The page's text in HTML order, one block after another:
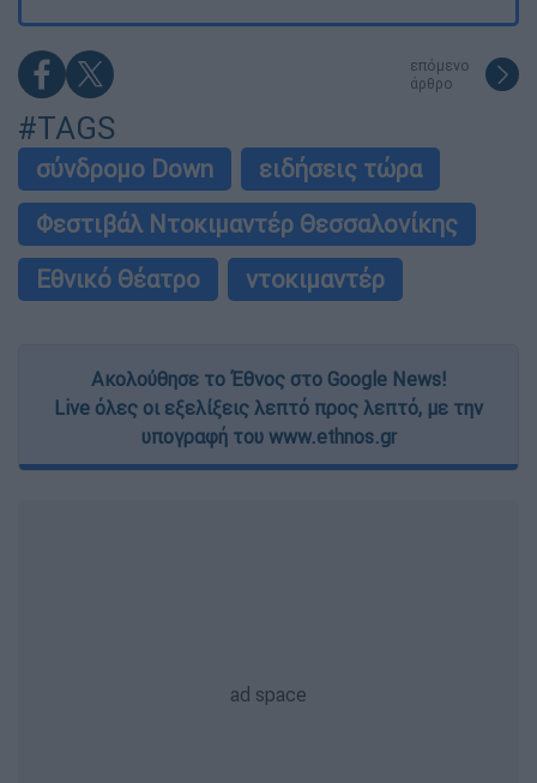
επόμενο
άρθρο
#TAGS
σύνδρομο Down
ειδήσεις τώρα
Φεστιβάλ Ντοκιμαντέρ Θεσσαλονίκης
Εθνικό Θέατρο
ντοκιμαντέρ
Ακολούθησε το Έθνος στο Google News!
Live όλες οι εξελίξεις λεπτό προς λεπτό, με την
υπογραφή του www.ethnos.gr